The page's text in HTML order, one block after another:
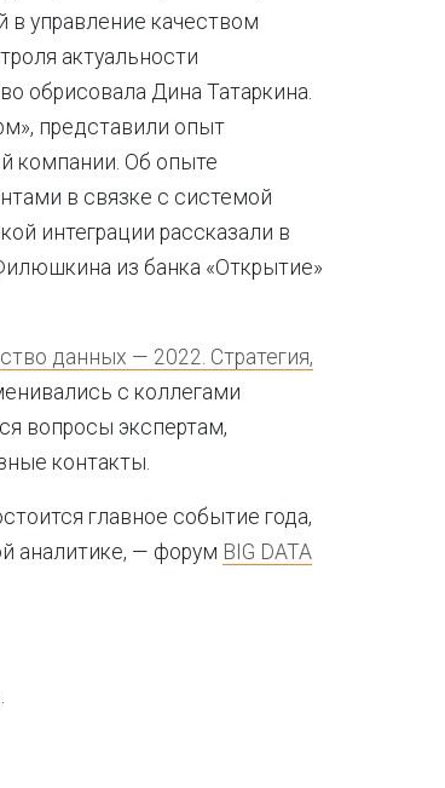
в управление качеством
актуальности
обрисовала Дина Татаркина.
представили опыт
компании. Об опыте
в связке с системой
интеграции рассказали в
из банка «Открытие»
данных — 2022. Стратегия,
с коллегами
вопросы экспертам,
контакты.
главное событие года,
аналитике, — форум BIG DATA